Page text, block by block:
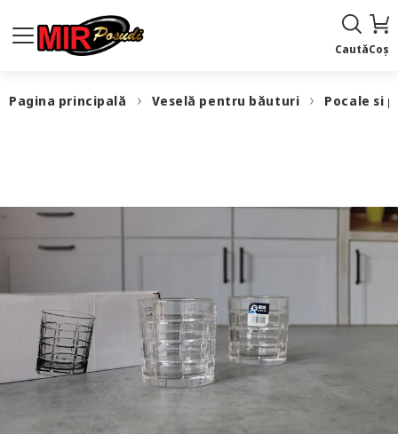
CautăCoș
Pagina principală Veselă pentru băuturi Pocale si